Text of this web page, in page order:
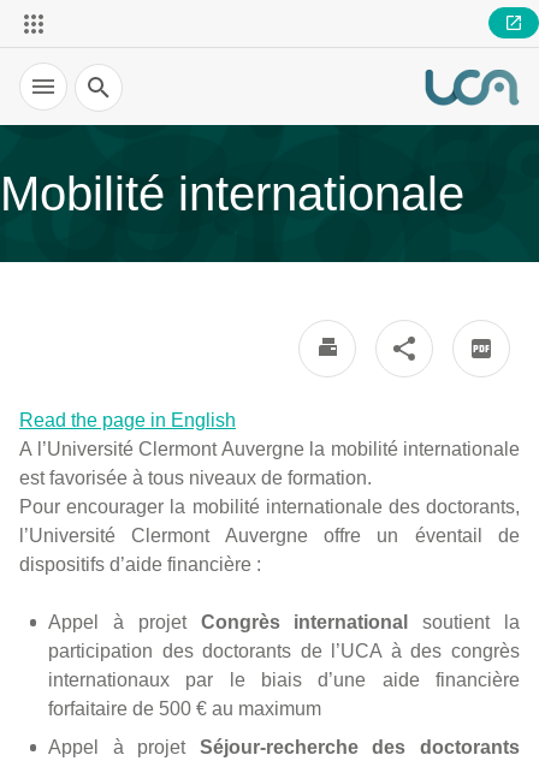
Recherche
Mobilité internationale
Read the page in English
A l’Université Clermont Auvergne la mobilité internationale
est favorisée à tous niveaux de formation.
Pour encourager la mobilité internationale des doctorants,
l’Université Clermont Auvergne offre un éventail de
dispositifs d’aide financière :
Appel à projet Congrès international
soutient la
participation des doctorants de l’UCA à des congrès
internationaux par le biais d’une aide financière
forfaitaire de 500 € au maximum
Appel à projet Séjour-recherche des doctorants